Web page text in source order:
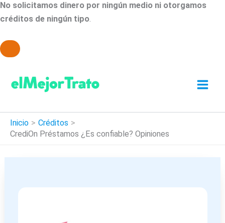
No solicitamos dinero por ningún medio ni otorgamos
créditos de ningún tipo.
contenido
Inicio
Créditos
CrediOn Préstamos ¿Es confiable? Opiniones